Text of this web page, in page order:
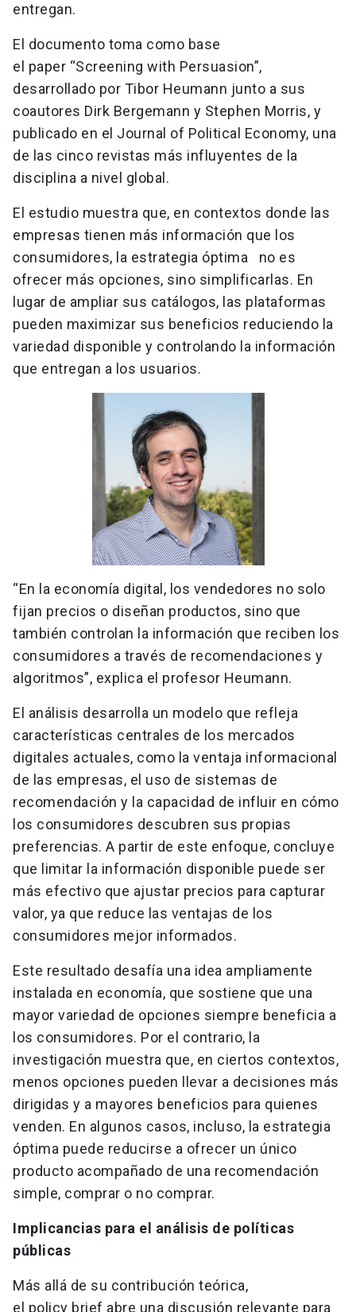
entregan.
El documento toma como base
el paper “Screening with Persuasion”,
desarrollado por Tibor Heumann junto a sus
coautores Dirk Bergemann y Stephen Morris, y
publicado en el Journal of Political Economy, una
de las cinco revistas más influyentes de la
disciplina a nivel global.
El estudio muestra que, en contextos donde las
empresas tienen más información que los
consumidores, la estrategia óptima no es
ofrecer más opciones, sino simplificarlas. En
lugar de ampliar sus catálogos, las plataformas
pueden maximizar sus beneficios reduciendo la
variedad disponible y controlando la información
que entregan a los usuarios.
“En la economía digital, los vendedores no solo
fijan precios o diseñan productos, sino que
también controlan la información que reciben los
consumidores a través de recomendaciones y
algoritmos”, explica el profesor Heumann.
El análisis desarrolla un modelo que refleja
características centrales de los mercados
digitales actuales, como la ventaja informacional
de las empresas, el uso de sistemas de
recomendación y la capacidad de influir en cómo
los consumidores descubren sus propias
preferencias. A partir de este enfoque, concluye
que limitar la información disponible puede ser
más efectivo que ajustar precios para capturar
valor, ya que reduce las ventajas de los
consumidores mejor informados.
Este resultado desafía una idea ampliamente
instalada en economía, que sostiene que una
mayor variedad de opciones siempre beneficia a
los consumidores. Por el contrario, la
investigación muestra que, en ciertos contextos,
menos opciones pueden llevar a decisiones más
dirigidas y a mayores beneficios para quienes
venden. En algunos casos, incluso, la estrategia
óptima puede reducirse a ofrecer un único
producto acompañado de una recomendación
simple, comprar o no comprar.
Implicancias para el análisis de políticas
públicas
Más allá de su contribución teórica,
el policy brief abre una discusión relevante para